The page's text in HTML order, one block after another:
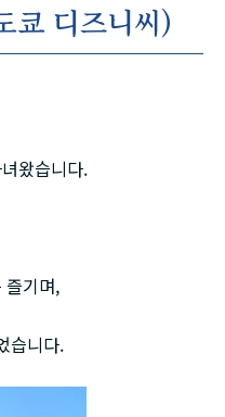
쿄 디즈니씨)
왔습니다.
즐기며,
습니다.